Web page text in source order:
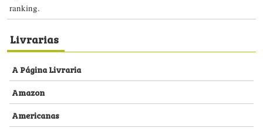
ranking.
Livrarias
A Página Livraria
Amazon
Americanas